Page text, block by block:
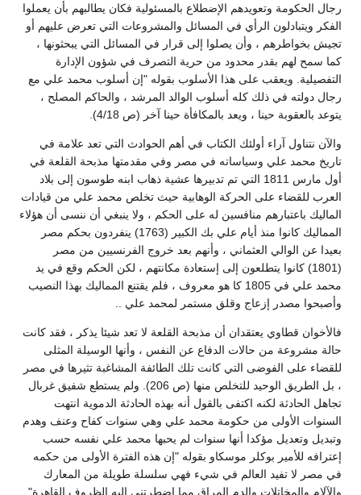
رجال الحكومة وتعويدهم الإضطلاع بالمسئولية فكان يطالبهم بأن يعملوا
الفكر ويتبادلون الرأي في المسائل والمشروعات التي تعرض عليهم أو
تجيش بخواطرهم ، وأن يصلوا إلى قرار في المسائل التي يبحثونها ،
كما سمح لهم بقدر محدود من حرية التصرف في شؤون الإدارة
التفصيلية. ويعقب على هذا الأسلوب بقوله "إن أسلوب محمد علي مع
رجال دولته في ذلك كله أسلوب الوالد المرشد ، والحاكم المصلح ،
يتوعد بالعقوبة حينا ، ويعد بالمكافأة حينا آخر (ص 4/18).
والآن نتناول آراء أولئك الكتاب في أهم الحوادث التي تعد علامة في
تاريخ محمد علي وسياساته في مصر وفي مقدمتها مذبحة القلعة في
أول مارس 1811 التي تم تدبيرها عشية ذهاب ابنه طوسون إلى بلاد
العرب للقضاء على الحركة الوهابية حيث تخلص محمد علي من قيادات
الماليك باعتبارهم منافسين له على الحكم ، ولا ينبغي أن ننسى أن هؤلاء
المماليك كانوا منذ أيام علي بك الكبير (1763) ينفردون بحكم مصر
بعيدا عن الوالي العثماني ، وأنهم بعد خروج الفرنسيين من مصر
(1801) كانوا يتطلعون إلى إستعادة مكانتهم ، لكن الحكم وقع في يد
محمد علي في 1805 كا هو معروف ، فلم يقتنع المماليك بهذا النصيب
وأصبحوا مصدر إزعاج وقلق مستمر لمحمد علي ..
فالأخوان قطاوي يعتقدان أن مذبحة القلعة لا تعد شيئا يذكر ، فقد كانت
حالة مشروعة من حالات الدفاع عن النفس ، وأنها الوسيلة المثلى
للقضاء على الفوضى التي كانت تلك الطائفة المشاغبة تثيرها في مصر
، بل الطريق الوحيد للتخلص منها (ص 206). ولم يستطع شفيق غربال
تجاهل الحادثة لكنه اكتفى بالقول أنه بهذه الحادثة الدموية انتهت
السنوات الأولى من حكومة محمد علي وهي سنوات كفاح وعنف وهدم
وتبديل وتعديل مؤكدا أنها سنوات لم يحبها محمد علي نفسه حسب
إعترافه للأمير بوكلر موسكاو بقوله "إن هذه الفترة الأولى من حكمه
في مصر لا تفيد العالم في شيء فهي سلسلة طويلة من المعارك
والآلام والمخاتلات والدم المراق مما إضطرتني إليه الظروف القاهرة"